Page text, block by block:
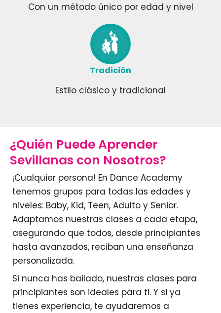
Con un método único por edad y nivel
Tradición
Estilo clásico y tradicional
¿Quién Puede Aprender
Sevillanas con Nosotros?
¡Cualquier persona! En Dance Academy
tenemos grupos para todas las edades y
niveles: Baby, Kid, Teen, Adulto y Senior.
Adaptamos nuestras clases a cada etapa,
asegurando que todos, desde principiantes
hasta avanzados, reciban una enseñanza
personalizada.
Si nunca has bailado, nuestras clases para
principiantes son ideales para ti. Y si ya
tienes experiencia, te ayudaremos a